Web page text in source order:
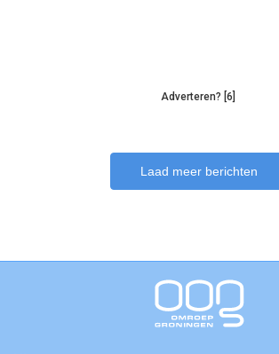
Adverteren? [6]
Laad meer berichten